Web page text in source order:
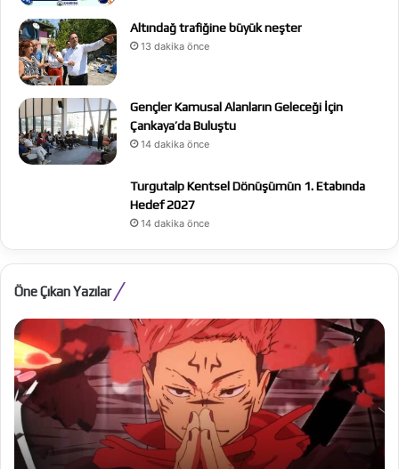
Altındağ trafiğine büyük neşter
13 dakika önce
Gençler Kamusal Alanların Geleceği İçin
Çankaya’da Buluştu
14 dakika önce
Turgutalp Kentsel Dönüşümün 1. Etabında
Hedef 2027
14 dakika önce
Öne Çıkan Yazılar
Jujutsu
Kaisen:
Execution